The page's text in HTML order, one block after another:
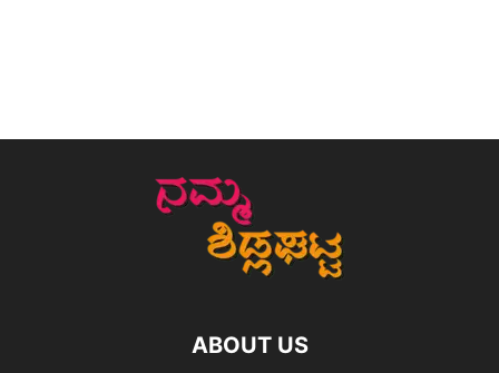
ABOUT US